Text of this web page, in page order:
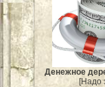
Денежное
[Надо